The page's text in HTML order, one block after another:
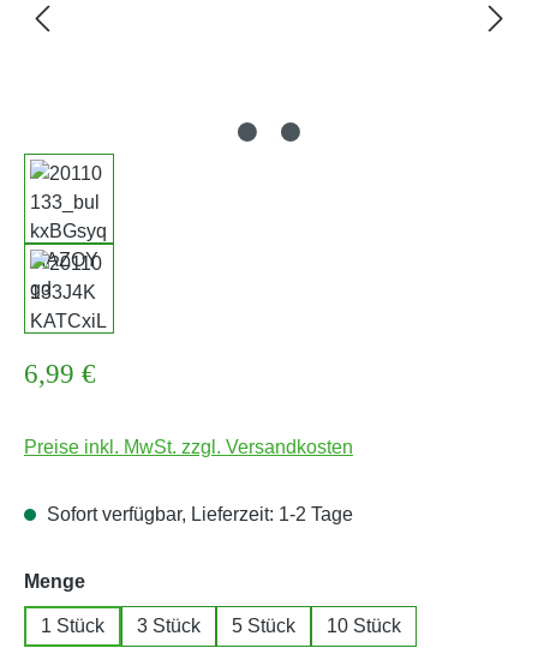
Regulärer Preis:
6,99 €
Preise inkl. MwSt. zzgl. Versandkosten
Sofort verfügbar, Lieferzeit: 1-2 Tage
Mengeauswählen
1 Stück 3 Stück 5 Stück 10 Stück